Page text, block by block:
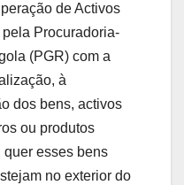
de Activos
Procuradoria-
(PGR) com a
à
dos bens, activos
ou produtos
quer esses bens
no exterior do